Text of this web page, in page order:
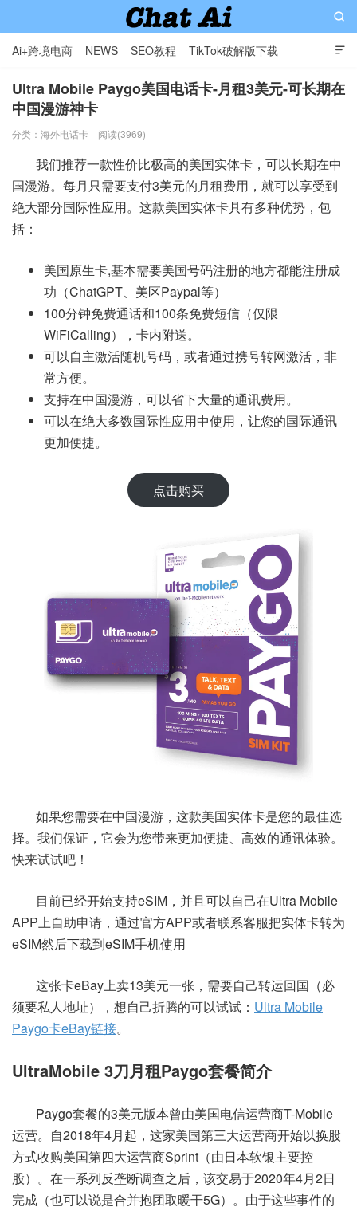
AI赋能出海: 专业外贸独立站与智能解决方案提供商

Ai+跨境电商 NEWS SEO教程 TikTok破解版下载
软件分享 影视分享 Contact

Ultra Mobile Paygo美国电话卡-月租3美元-可长期在
中国漫游神卡
分类： 海外电话卡 阅读(3969)
我们推荐一款性价比极高的美国实体卡，可以长期在中
国漫游。每月只需要支付3美元的月租费用，就可以享受到
绝大部分国际性应用。这款美国实体卡具有多种优势，包
括：
美国原生卡,基本需要美国号码注册的地方都能注册成
功（ChatGPT、美区Paypal等）
100分钟免费通话和100条免费短信（仅限
WiFiCalling），卡内附送。
可以自主激活随机号码，或者通过携号转网激活，非
常方便。
支持在中国漫游，可以省下大量的通讯费用。
可以在绝大多数国际性应用中使用，让您的国际通讯
更加便捷。
点击购买
如果您需要在中国漫游，这款美国实体卡是您的最佳选
择。我们保证，它会为您带来更加便捷、高效的通讯体验。
快来试试吧！
目前已经开始支持eSIM，并且可以自己在Ultra Mobile
APP上自助申请，通过官方APP或者联系客服把实体卡转为
eSIM然后下载到eSIM手机使用
这张卡eBay上卖13美元一张，需要自己转运回国（必
须要私人地址），想自己折腾的可以试试： Ultra Mobile
Paygo卡eBay链接。
UltraMobile 3刀月租Paygo套餐简介
Paygo套餐的3美元版本曾由美国电信运营商T-Mobile
运营。自2018年4月起，这家美国第三大运营商开始以换股
方式收购美国第四大运营商Sprint（由日本软银主要控
股）。在一系列反垄断调查之后，该交易于2020年4月2日
完成（也可以说是合并抱团取暖干5G）。由于这些事件的